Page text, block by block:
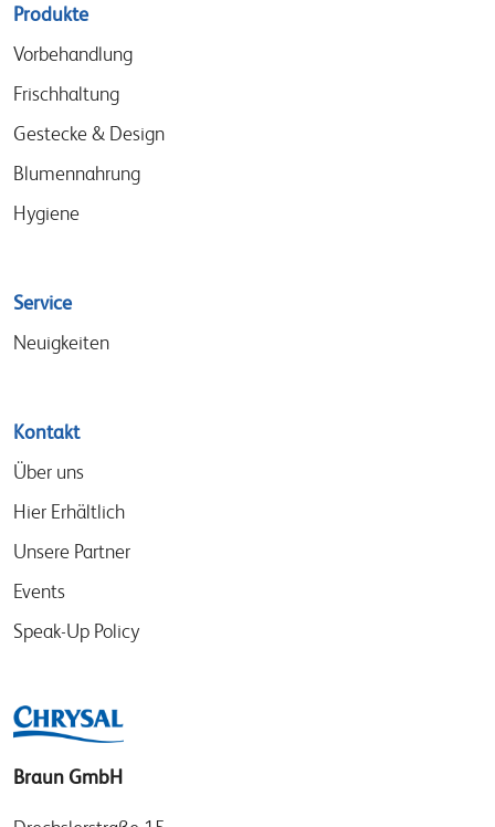
Sitemap
menu
Produkte
Vorbehandlung
Frischhaltung
Gestecke & Design
Blumennahrung
Hygiene
Service
Neuigkeiten
Kontakt
Über uns
Hier Erhältlich
Unsere Partner
Events
Speak-Up Policy
Braun GmbH